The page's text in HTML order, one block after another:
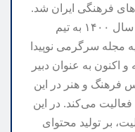
فرهنگی ایران شد.
وی از سال ۱۴۰۰ به تیم
مجله سرگرمی نوپیدا
و اکنون به عنوان دبیر
فرهنگ و هنر در این
فعالیت می‌کند. در این
بر تولید محتوای